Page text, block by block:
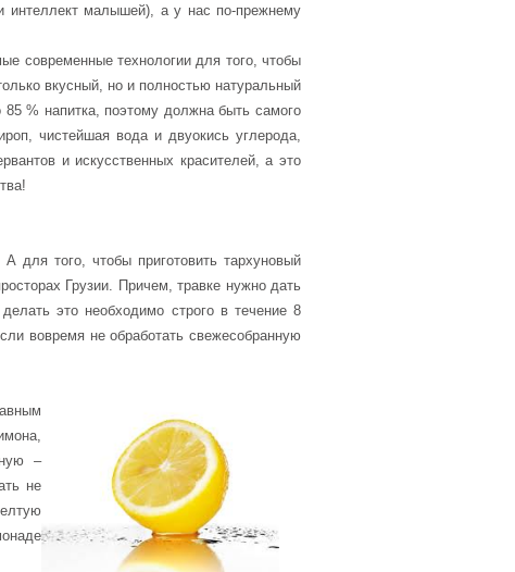
интеллект малышей), а у нас по-прежнему
современные технологии для того, чтобы
вкусный, но и полностью натуральный
% напитка, поэтому должна быть самого
чистейшая вода и двуокись углерода,
и искусственных красителей, а это
для того, чтобы приготовить тархуновый
Грузии. Причем, травке нужно дать
это необходимо строго в течение 8
вовремя не обработать свежесобранную
–
не